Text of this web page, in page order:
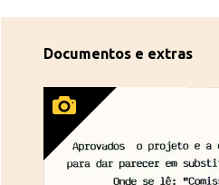
Documentos e extras